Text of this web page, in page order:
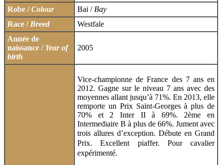
Robe /Colour Bai / Bay
Race / Breed
Westfale
Année de
naissance / Year of
birth
2005
Vice-championne de France des 7 ans en
2012. Gagne sur le niveau 7 ans avec des
moyennes allant jusqu’à 71%. En 2013, elle
remporte un Prix Saint-Georges à plus de
70% et 2 Inter II à 69%. 2ème en
Intermediaire B à plus de 66%. Jument avec
trois allures d’exception. Débute en Grand
Prix. Excellent piaffer. Pour cavalier
expérimenté.